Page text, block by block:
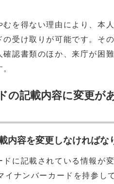
を得ない理由により、本
受け取りが可能です。そ
認書類のほか、来庁が困
の記載内容に変更が
内容を変更しなければな
に記載されている情報が
イナンバーカードを持参し